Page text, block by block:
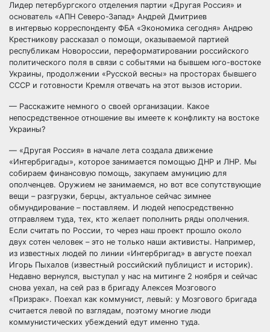
Лидер петербургского отделения партии «Другая Россия» и
основатель «АПН Северо-Запад» Андрей Дмитриев
в интервью корреспонденту ФБА «Экономика сегодня» Андрею
Крестникову рассказал о помощи, оказываемой партией
республикам Новороссии, переформатировании российского
политического поля в связи с событями на бывшем юго-востоке
Украины, продолжении «Русской весны» на просторах бывшего
СССР и готовности Кремля отвечать на этот вызов истории.
— Расскажите немного о своей организации. Какое
непосредственное отношение вы имеете к конфликту на востоке
Украины?
— «Другая Россия» в начале лета создала движение
«Интербригады», которое занимается помощью ДНР и ЛНР. Мы
собираем финансовую помощь, закупаем амуницию для
ополченцев. Оружием не занимаемся, но вот все сопутствующие
вещи – разгрузки, берцы, актуальное сейчас зимнее
обмундирование – поставляем. И людей непосредственно
отправляем туда, тех, кто желает пополнить ряды ополчения.
Если считать по России, то через наш проект прошло около
двух сотен человек – это не только наши активисты. Например,
из известных людей по линии «Интербригад» в августе поехал
Игорь Пыхалов (известный российский публицист и историк).
Недавно вернулся, выступал у нас на митинге 2 ноября и сейчас
снова уехал, на сей раз в бригаду Алексея Мозгового
«Призрак». Поехал как коммунист, левый: у Мозгового бригада
считается левой по взглядам, поэтому многие люди
коммунистических убеждений едут именно туда.